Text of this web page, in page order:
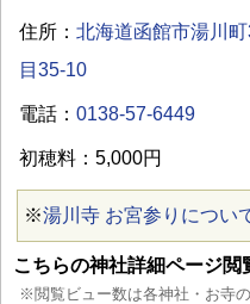
住所： 北海道函館市湯川
目35-10
電話： 0138-57-6449
初穂料：5,000円
※湯川寺 お宮参りについ
こちらの神社詳細ページ閲
※閲覧ビュー数は各神社・お寺